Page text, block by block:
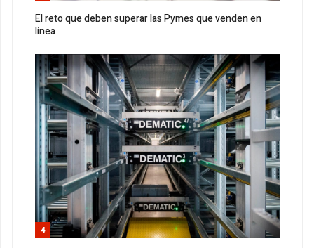
El reto que deben superar las Pymes que venden en
línea
4